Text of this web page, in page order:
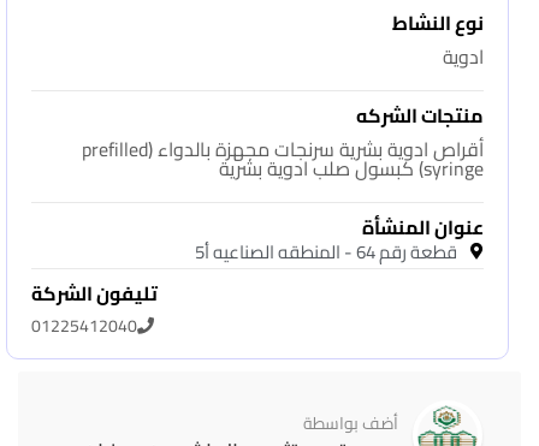
نوع النشاط
ادوية
منتجات الشركه
أقراص ادوية بشرية سرنجات مجهزة بالدواء (prefilled
syringe) كبسول صلب ادوية بشرية
عنوان المنشأة
قطعة رقم 64 - المنطقه الصناعيه أ5
تليفون الشركة
01225412040
أضف بواسطة